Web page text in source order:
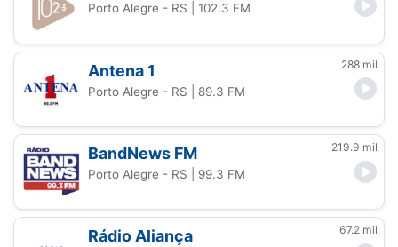
Porto Alegre - RS | 102.3 FM
Antena 1 288 mil
Porto Alegre - RS | 89.3 FM
BandNews FM 219.9 mil
Porto Alegre - RS | 99.3 FM
Rádio Aliança 67.2 mil